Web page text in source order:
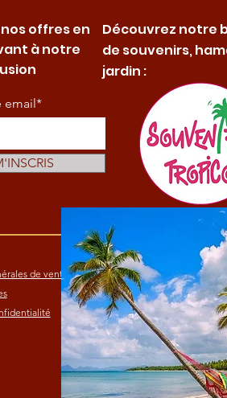
offres en
à notre
email*
de vente
Découvrez notre
de souvenirs,
jardin :